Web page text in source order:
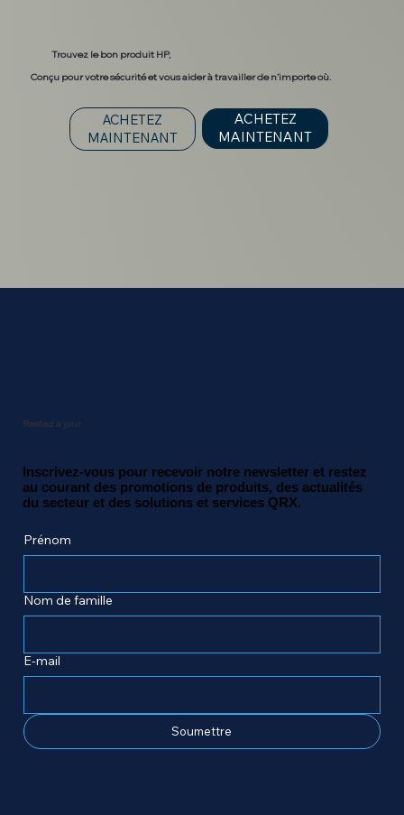
Trouvez le bon produit HP,
Conçu pour votre sécurité et vous aider à travailler de n'importe où.
ACHETEZ
MAINTENANT
ACHETEZ
MAINTENANT
Restez à jour
Inscrivez-vous pour recevoir notre newsletter et restez
au courant des promotions de produits, des actualités
du secteur et des solutions et services QRX.
Prénom
Nom de famille
E-mail
Soumettre